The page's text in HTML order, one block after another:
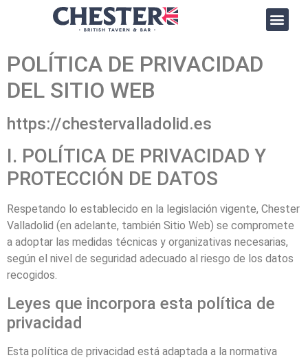
POLÍTICA DE PRIVACIDAD
DEL SITIO WEB
https://chestervalladolid.es
I. POLÍTICA DE PRIVACIDAD Y
PROTECCIÓN DE DATOS
Respetando lo establecido en la legislación vigente, Chester
Valladolid (en adelante, también Sitio Web) se compromete
a adoptar las medidas técnicas y organizativas necesarias,
según el nivel de seguridad adecuado al riesgo de los datos
recogidos.
Leyes que incorpora esta política de
privacidad
Esta política de privacidad está adaptada a la normativa